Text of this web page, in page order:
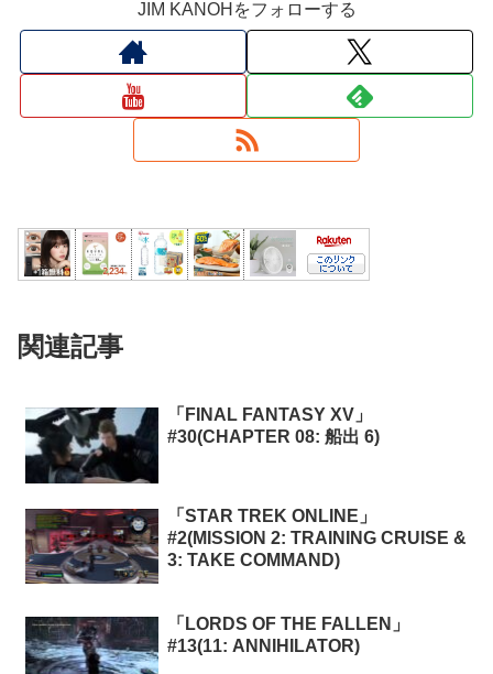
JIM KANOHをフォローする
関連記事
「FINAL FANTASY XV」
#30(CHAPTER 08: 船出 6)
「STAR TREK ONLINE」
#2(MISSION 2: TRAINING CRUISE &
3: TAKE COMMAND)
「LORDS OF THE FALLEN」
#13(11: ANNIHILATOR)